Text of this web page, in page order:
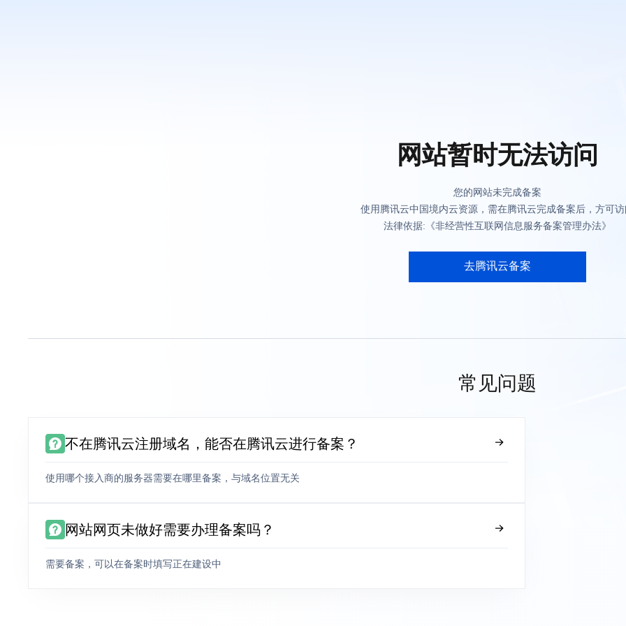
网站暂时无法访问
您的网站未完成备案
使用腾讯云中国境内云资源，需在腾讯云完成备案后，方可
法律依据:《非经营性互联网信息服务备案管理办法》
去腾讯云备案
常见问题
不在腾讯云注册域名，能否在腾讯云进行备案？
使用哪个接入商的服务器需要在哪里备案，与域名位置无关
网站网页未做好需要办理备案吗？
需要备案，可以在备案时填写正在建设中